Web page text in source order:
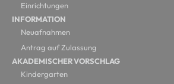
Einrichtungen
INFORMATION
Neuafnahmen
Antrag auf Zulassung
AKADEMISCHER VORSCHLAG
Kindergarten